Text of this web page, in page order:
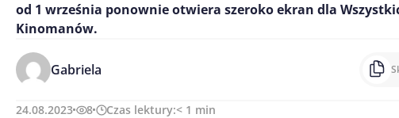
od 1 września ponownie otwiera szeroko ekran dla
Kinomanów.
Gabriela
24.08.2023 8 Czas lektury:< 1 min